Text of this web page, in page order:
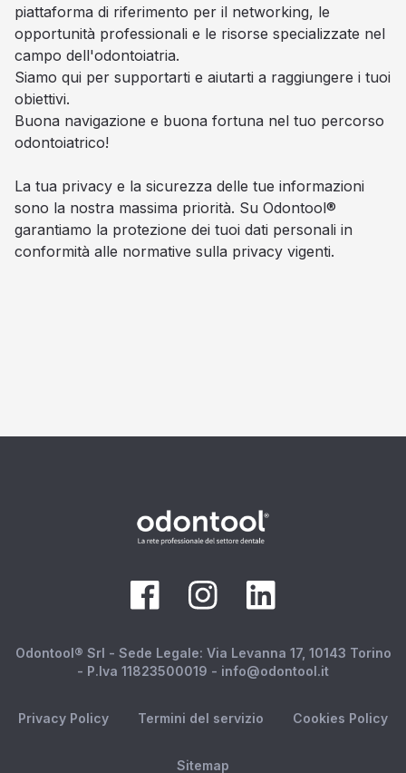
piattaforma di riferimento per il networking, le
opportunità professionali e le risorse specializzate nel
campo dell'odontoiatria.
Siamo qui per supportarti e aiutarti a raggiungere i tuoi
obiettivi.
Buona navigazione e buona fortuna nel tuo percorso
odontoiatrico!
La tua privacy e la sicurezza delle tue informazioni
sono la nostra massima priorità. Su Odontool®
garantiamo la protezione dei tuoi dati personali in
conformità alle normative sulla privacy vigenti.
Odontool® Srl - Sede Legale: Via Levanna 17, 10143 Torino
- P.Iva 11823500019 - info@odontool.it
Privacy Policy Termini del servizio Cookies Policy
Sitemap